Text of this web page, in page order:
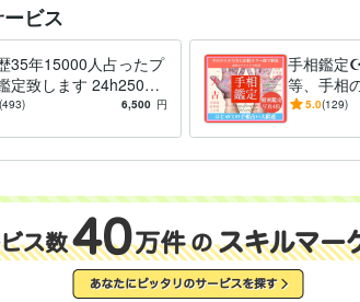
美容師・管理美容師
歯科技工士
調理師 取得年 : 1993年
第二種電気工事士 取得年 : 1992年
手相鑑定士 取得年 : 2023年
Excel:30年Pages:5年Word:30年ChatGPT:1年Google ス
悩み相談・カウンセリング
ト占い　四柱推命算命術　おみくじ
占い
日常会話レベル
ビス
35年15000人占ったプ
定致します 24h25000
紋手形精密診断、開運
(493) 6,500 円
手相鑑定
等、手相
写真4枚
5.0(129)